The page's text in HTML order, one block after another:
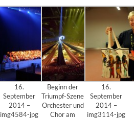
16.
September
2014 –
img4584-jpg
Beginn der
Triumpf-Szene
Orchester und
Chor am
16.
September
2014 –
img3114-jpg